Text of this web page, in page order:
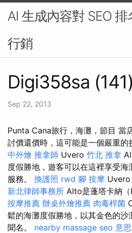
AI 生成內容對 SEO
行銷
Digi358sa (141)
Sep 22, 2013
Punta Cana旅行，海灘，節目 當
討價還價時，這可能是一個嚴重的
中外燴 推拿師 Uvero 竹北 推拿
度假勝地，遊客可以在這裡享受
服務。 換護照 rwd 腳 按摩 Uvero
新北律師事務所 Alto是蓬塔卡納
按摩推薦 辦桌外燴推薦 肉毒桿菌
鬆的海灘度假勝地，以其金色的
聞名。 nearby massage seo 意思